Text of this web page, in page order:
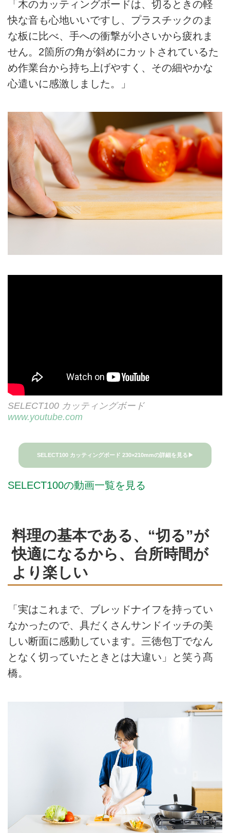
「木のカッティングボードは、切るときの軽
快な音も心地いいですし、プラスチックのま
な板に比べ、手への衝撃が小さいから疲れま
せん。2箇所の角が斜めにカットされているた
め作業台から持ち上げやすく、その細やかな
心遣いに感激しました。」
SELECT100 カッティングボード
www.youtube.com
SELECT100 カッティングボード 230×210mmの詳細を見る▶
SELECT100の動画一覧を見る
料理の基本である、“切る”が
快適になるから、台所時間が
より楽しい
「実はこれまで、ブレッドナイフを持ってい
なかったので、具だくさんサンドイッチの美
しい断面に感動しています。三徳包丁でなん
となく切っていたときとは大違い」と笑う髙
橋。